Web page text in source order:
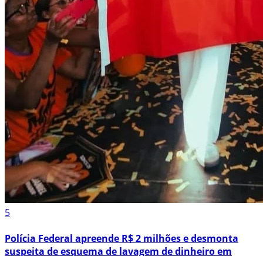
5
Polícia Federal apreende R$ 2 milhões e desmonta
suspeita de esquema de lavagem de dinheiro em